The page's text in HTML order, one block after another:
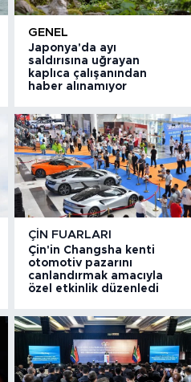
GENEL
Japonya'da ayı
saldırısına uğrayan
kaplıca çalışanından
haber alınamıyor
ÇIN FUARLARI
Çin'in Changsha kenti
otomotiv pazarını
canlandırmak amacıyla
özel etkinlik düzenledi